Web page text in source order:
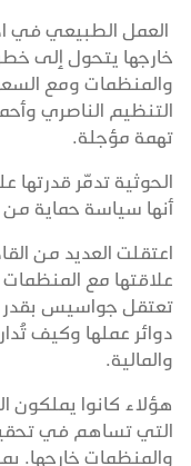
العمل الطبيعي في
خارجها يتحول إلى
والمنظمات ومع
التنظيم الناصري
تهمة مؤجلة.
الحوثية تدمّر
أنها سياسة حماية
اعتقلت العديد من
علاقتها مع المنظمات
تعتقل جواسيس بقدر
دوائر عملها وكيف
والمالية.
هؤلاء كانوا يملكون
التي تساهم في
والمنظمات خارجها.